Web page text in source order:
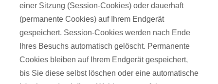
einer Sitzung (Session-Cookies) oder dauerhaft
(permanente Cookies) auf Ihrem Endgerät
gespeichert. Session-Cookies werden nach Ende
Ihres Besuchs automatisch gelöscht. Permanente
Cookies bleiben auf Ihrem Endgerät gespeichert,
bis Sie diese selbst löschen oder eine automatische